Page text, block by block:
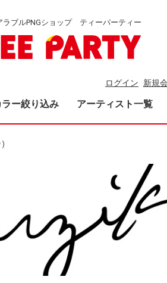
ラブルPNGショップ ティーパーティー
ログイン 新規
ー絞り込み アーティスト一覧
)